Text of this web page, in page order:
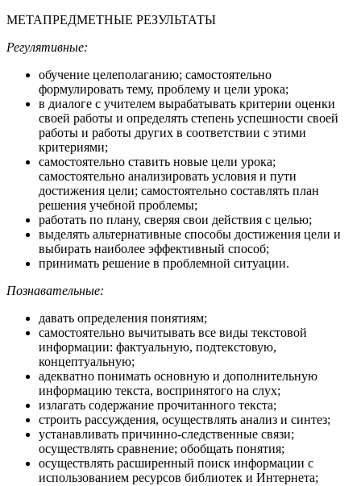
МЕТАПРЕДМЕТНЫЕ РЕЗУЛЬТАТЫ
Регулятивные:
обучение целеполаганию; самостоятельно
формулировать тему, проблему и цели урока;
в диалоге с учителем вырабатывать критерии оценки
своей работы и определять степень успешности своей
работы и работы других в соответствии с этими
критериями;
самостоятельно ставить новые цели урока;
самостоятельно анализировать условия и пути
достижения цели; самостоятельно составлять план
решения учебной проблемы;
работать по плану, сверяя свои действия с целью;
выделять альтернативные способы достижения цели и
выбирать наиболее эффективный способ;
принимать решение в проблемной ситуации.
Познавательные:
давать определения понятиям;
самостоятельно вычитывать все виды текстовой
информации: фактуальную, подтекстовую,
концептуальную;
адекватно понимать основную и дополнительную
информацию текста, воспринятого на слух;
излагать содержание прочитанного текста;
строить рассуждения, осуществлять анализ и синтез;
устанавливать причинно-следственные связи;
осуществлять сравнение; обобщать понятия;
осуществлять расширенный поиск информации с
использованием ресурсов библиотек и Интернета;